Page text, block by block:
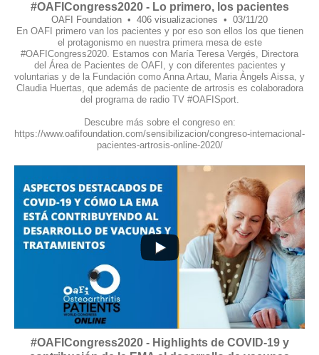
#OAFICongress2020 - Lo primero, los pacientes
OAFI Foundation 406 visualizaciones
03/11/20
En OAFI primero van los pacientes y por eso son ellos los que tienen
el protagonismo en nuestra primera mesa de este
#OAFICongress2020. Estamos con María Teresa Vergés, Directora
del Área de Pacientes de OAFI, y con diferentes pacientes y
voluntarias y de la Fundación como Anna Artau, Maria Àngels Aissa, y
Claudia Huertas, que además de paciente de artrosis es colaboradora
del programa de radio TV #OAFISport.
Descubre más sobre el congreso en:
https://www.oafifoundation.com/sensibilizacion/congreso-internacional-
pacientes-artrosis-online-2020/
#OAFICongress2020 - Highlights de COVID-19 y